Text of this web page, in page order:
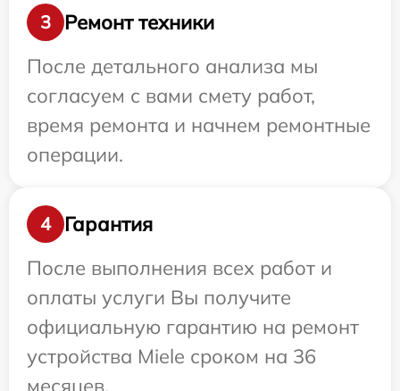
3
Ремонт техники
После детального анализа мы
согласуем с вами смету работ,
время ремонта и начнем ремонтные
операции.
4
Гарантия
После выполнения всех работ и
оплаты услуги Вы получите
официальную гарантию на ремонт
устройства Miele сроком на 36
месяцев.